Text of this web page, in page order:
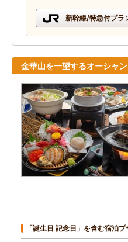
新幹線/特急付プラ
金華山を一望するオーシャ
「誕生日 記念日」を含む宿泊プ